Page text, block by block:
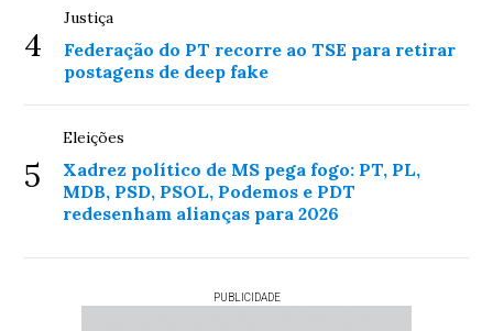
4
Justiça
Federação do PT recorre ao TSE para retirar
postagens de deep fake
5
Eleições
Xadrez político de MS pega fogo: PT, PL,
MDB, PSD, PSOL, Podemos e PDT
redesenham alianças para 2026
PUBLICIDADE